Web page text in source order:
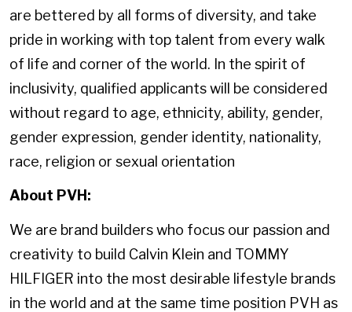
are bettered by all forms of diversity, and take
pride in working with top talent from every walk
of life and corner of the world. In the spirit of
inclusivity, qualified applicants will be considered
without regard to age, ethnicity, ability, gender,
gender expression, gender identity, nationality,
race, religion or sexual orientation
About PVH:
We are brand builders who focus our passion and
creativity to build Calvin Klein and TOMMY
HILFIGER into the most desirable lifestyle brands
in the world and at the same time position PVH as